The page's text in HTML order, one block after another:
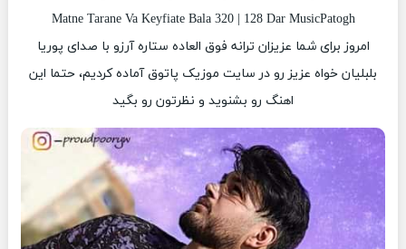
Matne Tarane Va Keyfiate Bala 320 | 128 Dar MusicPatogh
امروز برای شما عزیزان ترانه فوق العاده ستاره آرزو با صدای پوریا
بلبلیان خواه عزیز رو در سایت موزیک پاتوق آماده کردیم، حتما این
اهنگ رو بشنوید و نظرتون رو بگید